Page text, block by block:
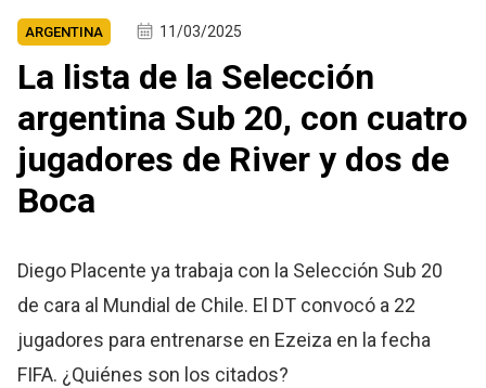
ARGENTINA 11/03/2025
La lista de la Selección
argentina Sub 20, con cuatro
jugadores de River y dos de
Boca
Diego Placente ya trabaja con la Selección Sub 20
de cara al Mundial de Chile. El DT convocó a 22
jugadores para entrenarse en Ezeiza en la fecha
FIFA. ¿Quiénes son los citados?